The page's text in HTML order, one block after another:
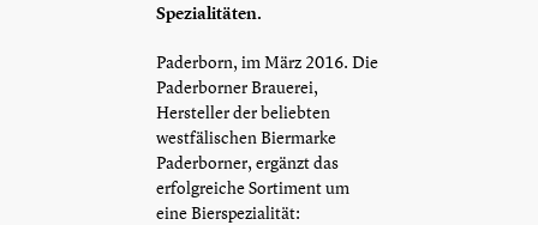
Spezialitäten.
Paderborn, im März 2016. Die
Paderborner Brauerei,
Hersteller der beliebten
westfälischen Biermarke
Paderborner, ergänzt das
erfolgreiche Sortiment um
eine Bierspezialität: